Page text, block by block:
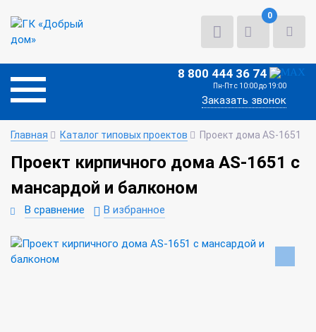
0
8 800 444 36 74
Пн-Пт с 10:00 до 19:00
Заказать звонок
Главная Каталог типовых проектов Проект дома AS-1651
Проект кирпичного дома AS-1651 с
мансардой и балконом
В сравнение В избранное